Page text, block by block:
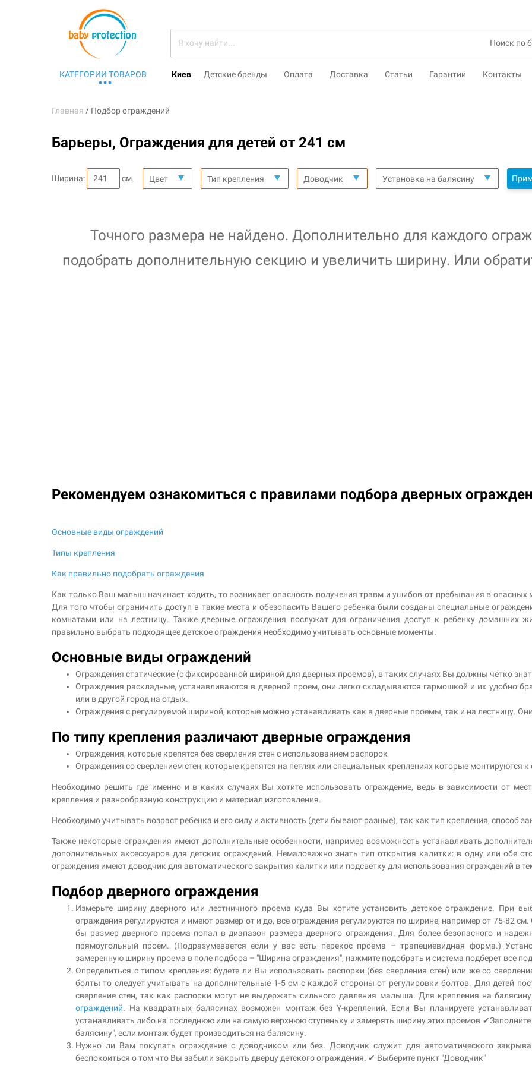
КАТЕГОРИИ ТОВАРОВ Киев Детские бренды Оплата Доставка Статьи Гарантии Контакты
Главная Подбор ограждений
Барьеры, Ограждения для детей от 241 см
Ширина: см. Цвет Тип крепления Доводчик Установка на балясину
Точного размера не найдено. Дополнительно для каждого
подобрать дополнительную секцию и увеличить ширину. Или
Рекомендуем ознакомиться с правилами подбора дверных
Основные виды ограждений
Типы крепления
Как правильно подобрать ограждения
Как только Ваш малыш начинает ходить, то возникает опасность получения травм и ушибов от пребывания в опасных
Для того чтобы ограничить доступ в такие места и обезопасить Вашего ребенка были созданы специальные
комнатами или на лестницу. Также дверные ограждения послужат для ограничения доступ к ребенку домашних
правильно выбрать подходящее детское ограждения необходимо учитывать основные моменты.
Основные виды ограждений
Ограждения статические (с фиксированной шириной для дверных проемов), в таких случаях Вы должны четко
Ограждения раскладные, устанавливаются в дверной проем, они легко складываются гармошкой и их удобно
или в другой город на отдых.
Ограждения с регулируемой шириной, которые можно устанавливать как в дверные проемы, так и на лестницу.
По типу крепления различают дверные ограждения
Ограждения, которые крепятся без сверления стен с использованием распорок
Ограждения со сверлением стен, которые крепятся на петлях или специальных креплениях которые монтируются к
Необходимо решить где именно и в каких случаях Вы хотите использовать ограждение, ведь в зависимости от
крепления и разнообразную конструкцию и материал изготовления.
Необходимо учитывать возраст ребенка и его силу и активность (дети бывают разные), так как тип крепления, способ
Также некоторые ограждения имеют дополнительные особенности, например возможность устанавливать
дополнительных аксессуаров для детских ограждений. Немаловажно знать тип открытия калитки: в одну или обе
ограждения имеют доводчик для автоматического закрытия калитки или подсветку для использования ограждений в
Подбор дверного ограждения
Измерьте ширину дверного или лестничного проема куда Вы хотите установить детское ограждение. При
ограждения регулируются и имеют размер от и до, все ограждения регулируются по ширине, например от 75-82 см.
бы размер дверного проема попал в диапазон размера дверного ограждения. Для более безопасного и
прямоугольный проем. (Подразумевается если у вас есть перекос проема – трапециевидная форма.)
замеренную ширину проема в поле подбора – "Ширина ограждения", нажмите подобрать и система подберет все
Определиться с типом крепления: будете ли Вы использовать распорки (без сверления стен) или же со
болты то следует учитывать на дополнительные 1-5 см с каждой стороны от регулировки болтов. Для детей
сверление стен, так как распорки могут не выдержать сильного давления малыша. Для крепления на
ограждений. На квадратных балясинах возможен монтаж без Y-креплений. Если Вы планируете
устанавливать либо на последнюю или на самую верхнюю ступеньку и замерять ширину этих проемов
балясину", если монтаж будет производиться на балясину.
Нужно ли Вам покупать ограждение с доводчиком или без. Доводчик служит для автоматического
беспокоиться о том что Вы забыли закрыть дверцу детского ограждения. ✔ Выберите пункт "Доводчик"